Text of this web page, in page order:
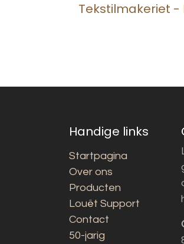
Tekstilmakeriet -
Handige links
Startpagina
Over ons
Producten
Louët Support
Contact
50-jarig